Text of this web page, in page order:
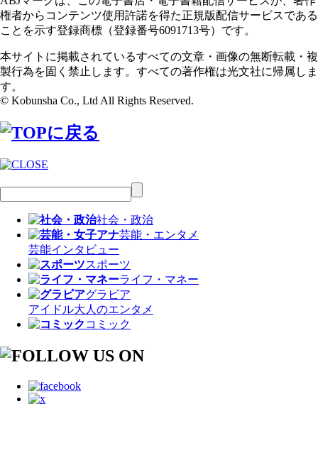
権者からコンテンツ使用許諾を得た正規版配信サービスである
ことを示す登録商標（登録番号6091713号）です。
本サイトに掲載されているすべての文章・画像の無断転載・複
製行為を固く禁止します。すべての著作権は光文社に帰属しま
す。
© Kobunsha Co., Ltd All Rights Reserved.
社会・政治
芸能・エンタメ
芸能インタビュー
スポーツ
ライフ・マネー
グラビア
アイドル大人のエンタメ
コミック